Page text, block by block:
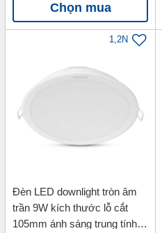
Chọn mua
1,2N
Đèn LED downlight tròn âm
trần 9W kích thước lỗ cắt
105mm ánh sáng trung tính